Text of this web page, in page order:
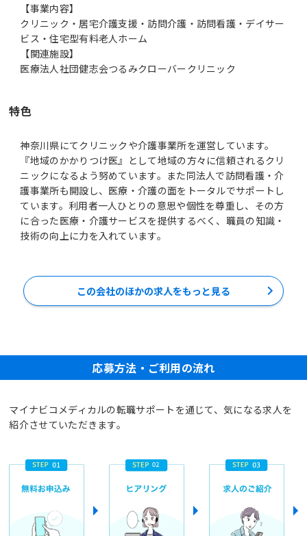
【事業内容】
クリニック・居宅介護支援・訪問介護・訪問看護・デイサー
ビス・住宅型有料老人ホーム
【関連施設】
医療法人社団健志会つるみクローバークリニック
特色
神奈川県にてクリニックや介護事業所を運営しています。
『地域のかかりつけ医』として地域の方々に信頼されるクリ
ニックになるよう努めています。また同法人で訪問看護・介
護事業所も開設し、医療・介護の面をトータルでサポートし
ています。利用者一人ひとりの意思や個性を尊重し、その方
に合った医療・介護サービスを提供するべく、職員の知識・
技術の向上に力を入れています。
この会社のほかの求人をもっと見る
応募方法・ご利用の流れ
マイナビコメディカルの転職サポートを通じて、気になる求人を
紹介させていただきます。